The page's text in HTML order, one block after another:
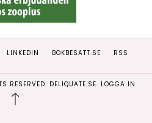
LINKEDIN BOKBESATT.SE RSS
RESERVED. DELIQUATE.SE. LOGGA IN